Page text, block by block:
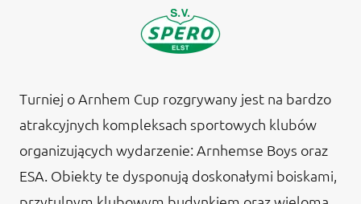
Turniej o Arnhem Cup rozgrywany jest na bardzo
atrakcyjnych kompleksach sportowych klubów
organizujących wydarzenie: Arnhemse Boys oraz
ESA. Obiekty te dysponują doskonałymi boiskami,